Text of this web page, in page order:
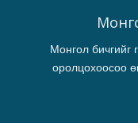
Монгол бичгийг
оролцохоосоо